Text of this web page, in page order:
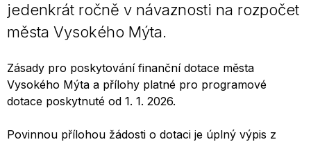
jedenkrát ročně v návaznosti na rozpočet
města Vysokého Mýta.
Zásady pro poskytování finanční dotace města
Vysokého Mýta a přílohy platné pro programové
dotace poskytnuté od 1. 1. 2026.
Povinnou přílohou žádosti o dotaci je úplný výpis z